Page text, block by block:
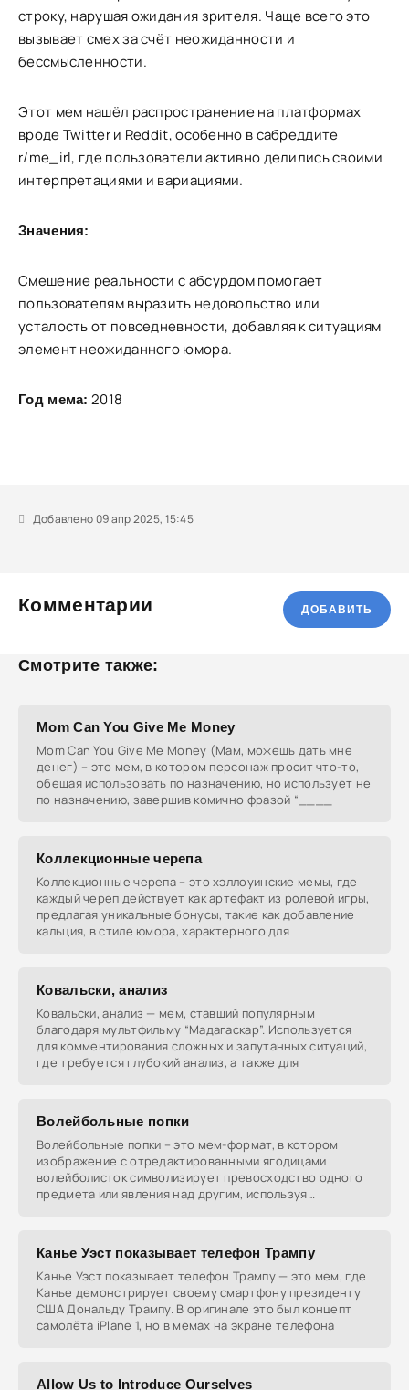
строку, нарушая ожидания зрителя. Чаще всего это
вызывает смех за счёт неожиданности и
бессмысленности.
Этот мем нашёл распространение на платформах
вроде Twitter и Reddit, особенно в сабреддите
r/me_irl, где пользователи активно делились своими
интерпретациями и вариациями.
Значения:
Смешение реальности с абсурдом помогает
пользователям выразить недовольство или
усталость от повседневности, добавляя к ситуациям
элемент неожиданного юмора.
Год мема: 2018
Добавлено 09 апр 2025, 15:45
Комментарии ДОБАВИТЬ
Смотрите также:
Mom Can You Give Me Money
Mom Can You Give Me Money (Мам, можешь дать мне
денег) – это мем, в котором персонаж просит что-то,
обещая использовать по назначению, но использует не
по назначению, завершив комично фразой “____
Коллекционные черепа
Коллекционные черепа – это хэллоуинские мемы, где
каждый череп действует как артефакт из ролевой игры,
предлагая уникальные бонусы, такие как добавление
кальция, в стиле юмора, характерного для
Ковальски, анализ
Ковальски, анализ — мем, ставший популярным
благодаря мультфильму “Мадагаскар”. Используется
для комментирования сложных и запутанных ситуаций,
где требуется глубокий анализ, а также для
Волейбольные попки
Волейбольные попки – это мем-формат, в котором
изображение с отредактированными ягодицами
волейболисток символизирует превосходство одного
предмета или явления над другим, используя
Канье Уэст показывает телефон Трампу
Канье Уэст показывает телефон Трампу — это мем, где
Канье демонстрирует своему смартфону президенту
США Дональду Трампу. В оригинале это был концепт
самолёта iPlane 1, но в мемах на экране телефона
Allow Us to Introduce Ourselves